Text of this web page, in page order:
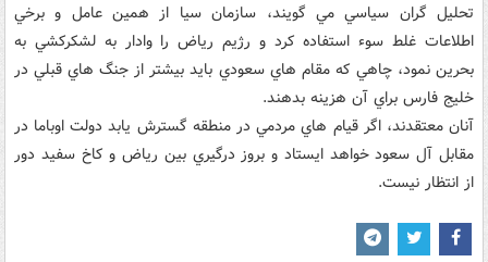
تحليل گران سياسي مي گويند، سازمان سيا از همين عامل و برخي
اطلاعات غلط سوء استفاده کرد و رژيم رياض را وادار به لشکرکشي به
بحرين نمود، چاهي که مقام هاي سعودي بايد بيشتر از جنگ هاي قبلي در
خليج فارس براي آن هزينه بدهند.
آنان معتقدند، اگر قيام هاي مردمي در منطقه گسترش يابد دولت اوباما در
مقابل آل سعود خواهد ايستاد و بروز درگيري بين رياض و کاخ سفيد دور
از انتظار نيست.